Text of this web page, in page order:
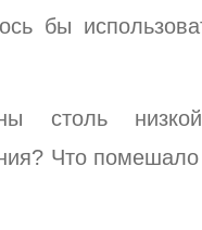
бы
столь низкой
Что